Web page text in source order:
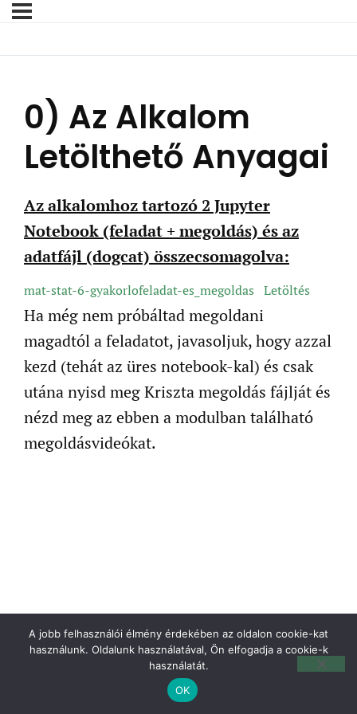
0) Az Alkalom
Letölthető Anyagai
Az alkalomhoz tartozó 2 Jupyter
Notebook (feladat + megoldás) és az
adatfájl (dogcat) összecsomagolva:
mat-stat-6-gyakorlofeladat-es_megoldas Letöltés
Ha még nem próbáltad megoldani
magadtól a feladatot, javasoljuk, hogy azzal
kezd (tehát az üres notebook-kal) és csak
utána nyisd meg Kriszta megoldás fájlját és
nézd meg az ebben a modulban található
megoldásvideókat.
A jobb felhasználói élmény érdekében az oldalon cookie-kat
használunk. Oldalunk használatával, Ön elfogadja a cookie-k
használatát.
OK